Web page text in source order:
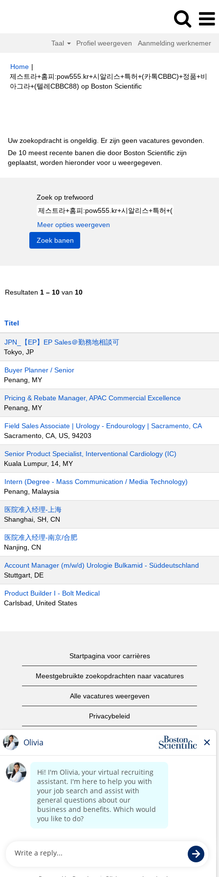
Taal Profiel weergeven Aanmelding werknemer
Home |
제스트라+홈피:pow555.kr+시알리스+특허+(카톡CBBC)+정품+비
아그라+(텔레CBBC88) op Boston Scientific(huidige
Uw zoekopdracht is ongeldig. Er zijn geen vacatures gevonden.
De 10 meest recente banen die door Boston Scientific zijn
geplaatst, worden hieronder voor u weergegeven.
Zoek op trefwoord
Meer opties weergeven
Resultaten 1 – 10 van 10
Titel
JPN_【EP】EP Sales＠勤務地相談可
Tokyo, JP
Buyer Planner / Senior
Penang, MY
Pricing & Rebate Manager, APAC Commercial Excellence
Penang, MY
Field Sales Associate | Urology - Endourology | Sacramento, CA
Sacramento, CA, US, 94203
Senior Product Specialist, Interventional Cardiology (IC)
Kuala Lumpur, 14, MY
Intern (Degree - Mass Communication / Media Technology)
Penang, Malaysia
医院准入经理-上海
Shanghai, SH, CN
医院准入经理-南京/合肥
Nanjing, CN
Account Manager (m/w/d) Urologie Bulkamid - Süddeutschland
Stuttgart, DE
Product Builder I - Bolt Medical
Carlsbad, United States
Startpagina voor carrières
Meestgebruikte zoekopdrachten naar vacatures
Alle vacatures weergeven
Privacybeleid
Copyright informatie
Contact opnemen
Startpagina van het bedrijf
rechten voorbehouden